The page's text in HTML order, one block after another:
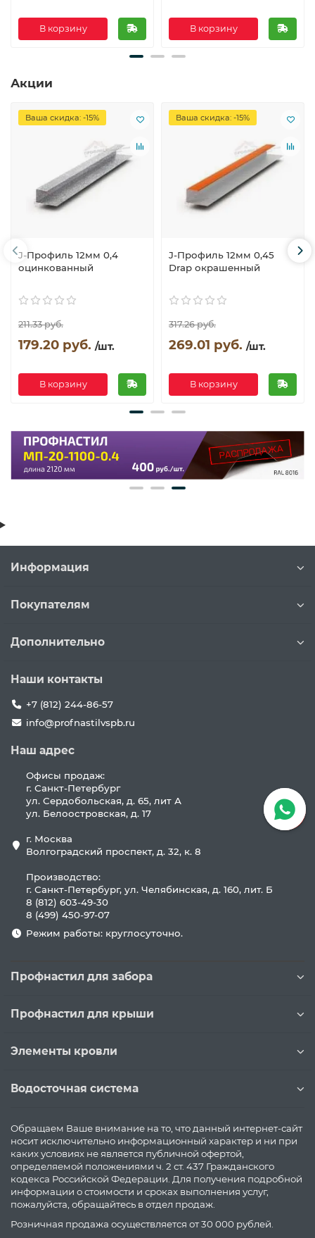
В корзину В корзину
Акции
Ваша скидка: -15%
J-Профиль 12мм 0,4
оцинкованный
211.33 руб.
179.20 руб. /шт.
В корзину
Ваша скидка: -15%
J-Профиль 12мм 0,45
Drap окрашенный
317.26 руб.
269.01 руб. /шт.
В корзину
Информация
Покупателям
Дополнительно
Наши контакты
+7 (812) 244-86-57
info@profnastilvspb.ru
Наш адрес
Офисы продаж:
г. Санкт-Петербург
ул. Сердобольская, д. 65, лит А
ул. Белоостровская, д. 17
г. Москва
Волгоградский проспект, д. 32, к. 8
Производство:
г. Санкт-Петербург, ул. Челябинская, д. 160, лит. Б
8 (812) 603-49-30
8 (499) 450-97-07
Режим работы: круглосуточно.
Профнастил для забора
Профнастил для крыши
Элементы кровли
Водосточная система
Обращаем Ваше внимание на то, что данный интернет-сайт
носит исключительно информационный характер и ни при
каких условиях не является публичной офертой,
определяемой положениями ч. 2 ст. 437 Гражданского
кодекса Российской Федерации. Для получения подробной
информации о стоимости и сроках выполнения услуг,
пожалуйста, обращайтесь в отдел продаж.
Розничная продажа осуществляется от 30 000 рублей.